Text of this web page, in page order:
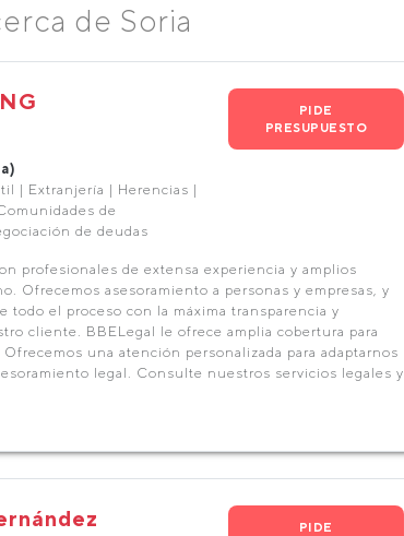
de Soria
| Extranjería | Herencias |
de
de deudas
PIDE
PRESUPUESTO
profesionales de extensa experiencia y amplios
Ofrecemos asesoramiento a personas y empresas, y
todo el proceso con la máxima transparencia y
cliente. BBELegal le ofrece amplia cobertura para
una atención personalizada para adaptarnos
legal. Consulte nuestros servicios legales y
PIDE